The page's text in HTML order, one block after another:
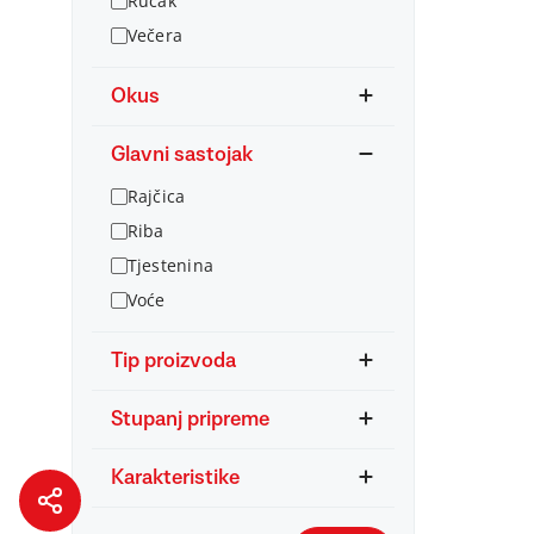
Večera
Okus
Glavni sastojak
Rajčica
Riba
Tjestenina
Voće
Tip proizvoda
Stupanj pripreme
Karakteristike